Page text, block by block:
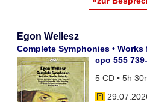
Egon Wellesz
Complete Symphonies •
cpo 555
5 CD • 5h